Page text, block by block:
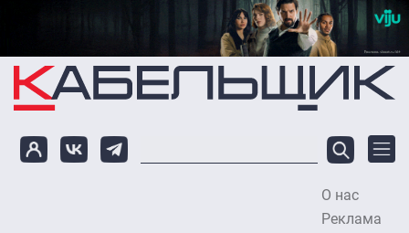
Перейти к основному содержанию
О нас
Реклама